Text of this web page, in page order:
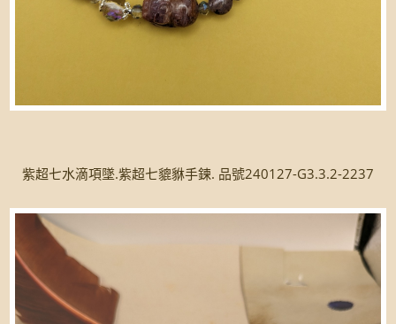
紫超七水滴項墜.紫超七貔貅手鍊. 品號240127-G3.3.2-2237